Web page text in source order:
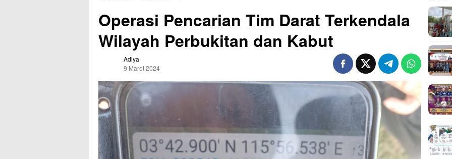
Operasi Pencarian Tim Darat Terkendala
Wilayah Perbukitan dan Kabut
Adiya
9 Maret 2024